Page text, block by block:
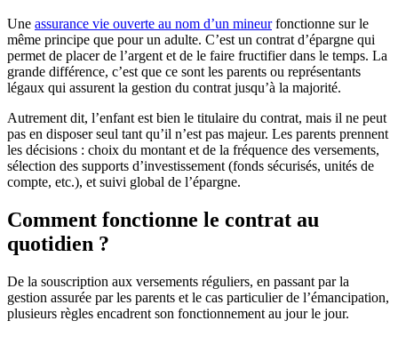
Une assurance vie ouverte au nom d’un mineurfonctionne sur le
même principe que pour un adulte. C’est un contrat d’épargne qui
permet de placer de l’argent et de le faire fructifier dans le temps. La
grande différence, c’est que ce sont les parents ou représentants
légaux qui assurent la gestion du contrat jusqu’à la majorité.
Autrement dit, l’enfant est bien le titulaire du contrat, mais il ne peut
pas en disposer seul tant qu’il n’est pas majeur. Les parents prennent
les décisions : choix du montant et de la fréquence des versements,
sélection des supports d’investissement (fonds sécurisés, unités de
compte, etc.), et suivi global de l’épargne.
Comment fonctionne le contrat au
quotidien ?
De la souscription aux versements réguliers, en passant par la
gestion assurée par les parents et le cas particulier de l’émancipation,
plusieurs règles encadrent son fonctionnement au jour le jour.